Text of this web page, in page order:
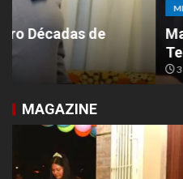
MIRADAS
Malvinas en el
Termas al Aconcagua
3 de abril de 2025
MAGAZINE